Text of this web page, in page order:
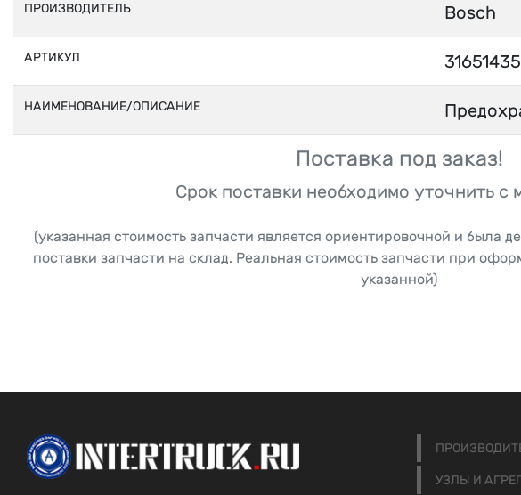
ПРОИЗВОДИТЕЛЬ Bosch
АРТИКУЛ
НАИМЕНОВАНИЕ/ОПИСАНИЕ
Поставка под заказ!
Срок поставки необходимо уточнить с
(указанная стоимость запчасти является ориентировочной и была
поставки запчасти на склад. Реальная стоимость запчасти при
указанной)
УЗЛЫ И